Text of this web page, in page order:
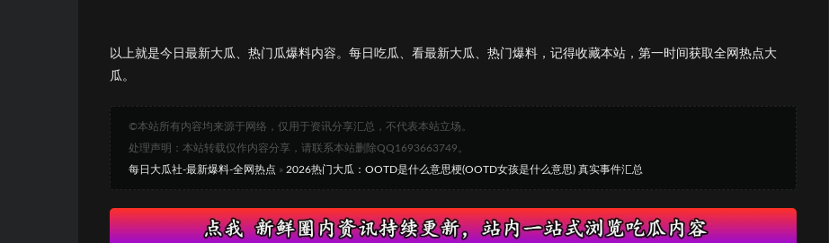
以上就是今日最新大瓜、热门瓜爆料内容。每日吃瓜、看最新大瓜、热门爆料，记得收藏本站，第一时间获取全网热点大
瓜。
©本站所有内容均来源于网络，仅用于资讯分享汇总，不代表本站立场。
处理声明：本站转载仅作内容分享，请联系本站删除QQ1693663749。
每日大瓜社-最新爆料-全网热点 » 2026热门大瓜：OOTD是什么意思梗(OOTD女孩是什么意思) 真实事件汇总